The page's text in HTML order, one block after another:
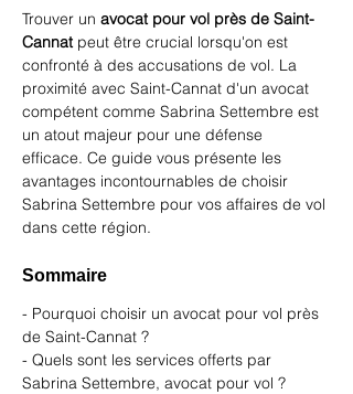
Trouver un avocat pour vol près de Saint-
Cannat peut être crucial lorsqu'on est
confronté à des accusations de vol. La
proximité avec Saint-Cannat d'un avocat
compétent comme Sabrina Settembre est
un atout majeur pour une défense
efficace. Ce guide vous présente les
avantages incontournables de choisir
Sabrina Settembre pour vos affaires de vol
dans cette région.
Sommaire
- Pourquoi choisir un avocat pour vol près
de Saint-Cannat ?
- Quels sont les services offerts par
Sabrina Settembre, avocat pour vol ?